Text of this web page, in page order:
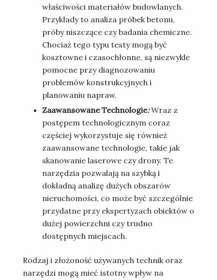
właściwości materiałów budowlanych.
Przykłady to analiza próbek betonu,
próby niszczące czy badania chemiczne.
Chociaż tego typu testy mogą być
kosztowne i czasochłonne, są niezwykle
pomocne przy diagnozowaniu
problemów konstrukcyjnych i
planowaniu napraw.
Zaawansowane Technologie:Wraz z
postępem technologicznym coraz
częściej wykorzystuje się również
zaawansowane technologie, takie jak
skanowanie laserowe czy drony. Te
narzędzia pozwalają na szybką i
dokładną analizę dużych obszarów
nieruchomości, co może być szczególnie
przydatne przy ekspertyzach obiektów o
dużej powierzchni czy trudno
dostępnych miejscach.
Rodzaj i złożoność używanych technik oraz
narzędzi mogą mieć istotny wpływ na